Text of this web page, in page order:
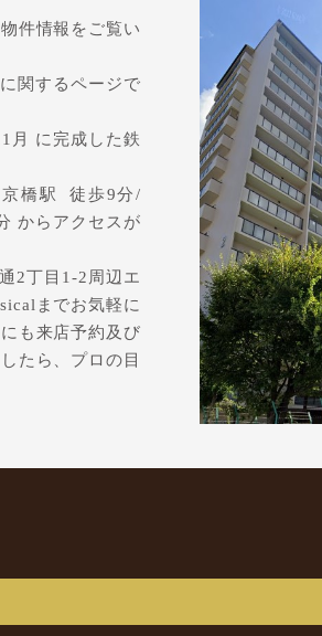
件情報をご覧い
関するページで
月 に完成した鉄
京橋駅 徒歩9分/
からアクセスが
2丁目1-2周辺エ
までお気軽に
も来店予約及び
たら、プロの目